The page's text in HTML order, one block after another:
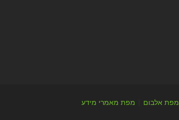
מפת אלבום
מפת מאמרי מידע